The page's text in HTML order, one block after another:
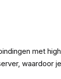
met
waardoor